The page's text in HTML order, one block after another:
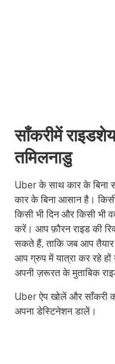
साँकरीमें
तमिलनाडु
Uber के साथ कार के
कार के बिना आसान है।
किसी भी दिन और किसी भी
करें। आप फ़ौरन राइड की
सकते हैं, ताकि जब आप तैयार
आप ग्रुप में यात्रा कर रहे
अपनी ज़रूरत के मुताबिक
Uber ऐप खोलें और साँकरी
अपना डेस्टिनेशन डालें।